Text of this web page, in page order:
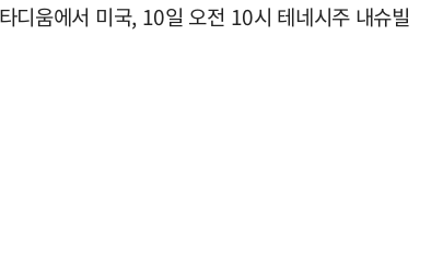
디움에서 미국, 10일 오전 10시 테네시주 내슈빌